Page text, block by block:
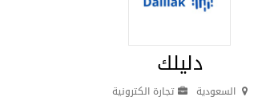
دليلك
السعودية تجارة الكترونية